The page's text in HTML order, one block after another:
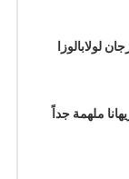
ملهمة جداً